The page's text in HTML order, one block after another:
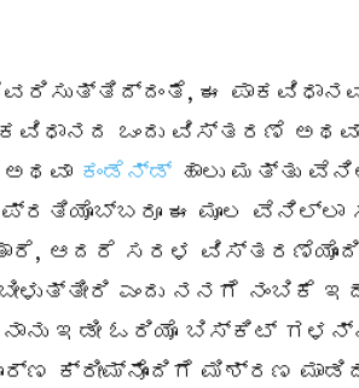
ವಿವರಿಸುತ್ತಿದ್ದಂತೆ, ಈ
ಒಂದು ವಿಸ್ತರಣೆ
ಕಂಡೆನ್ಡ್ ಹಾಲು ಮತ್ತು
ಪ್ರತಿಯೊಬ್ಬರೂ ಈ ಮೂಲ
ಆದರೆ ಸರಳ
ಎಂದು ನನಗೆ ನಂಬಿಕೆ
ನಾನು ಇಡೀ ಓರಿಯೊ ಬಿಸ್ಕಿಟ್
ಕ್ರೀಮ್ನೊಂದಿಗೆ ಮಿಶ್ರಣ